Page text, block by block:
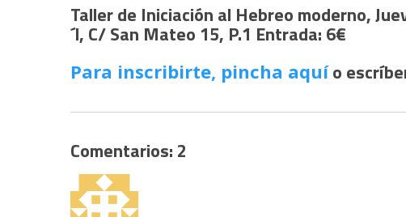
Taller de Iniciación al Hebreo moderno,
´l, C/ San Mateo 15, P.1 Entrada: 6€
Para inscribirte, pincha aquío
Comentarios: 2